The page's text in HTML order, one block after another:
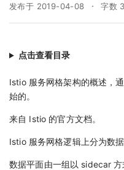
发布于 2019-04-08
字数
点击查看目录
Istio 服务网格架构的概述，
始的。
来自 Istio 的官方文档。
Istio 服务网格逻辑上分为数据
数据平面由一组以 sidecar 方